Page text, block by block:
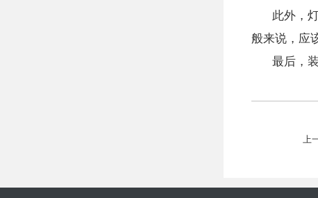
此外，
般来说，应
最后，
上